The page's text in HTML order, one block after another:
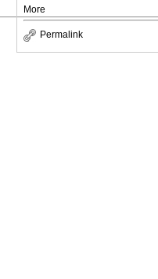
More
Permalink